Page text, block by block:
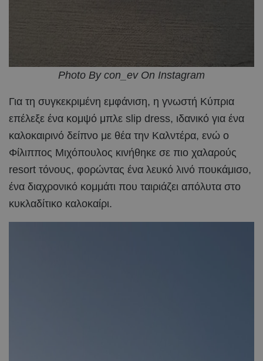
Photo By con_ev On Instagram
Για τη συγκεκριμένη εμφάνιση, η γνωστή Κύπρια
επέλεξε ένα κομψό μπλε slip dress, ιδανικό για ένα
καλοκαιρινό δείπνο με θέα την Καλντέρα, ενώ ο
Φίλιππος Μιχόπουλος κινήθηκε σε πιο χαλαρούς
resort τόνους, φορώντας ένα λευκό λινό πουκάμισο,
ένα διαχρονικό κομμάτι που ταιριάζει απόλυτα στο
κυκλαδίτικο καλοκαίρι.